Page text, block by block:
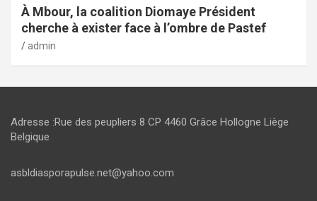
À Mbour, la coalition Diomaye Président
cherche à exister face à l’ombre de Pastef
admin
Adresse :Rue des peupliers 8 CP 4460 Grâce Hollogne Liège
Belgique
asbldiasporapulse.net@yahoo.com